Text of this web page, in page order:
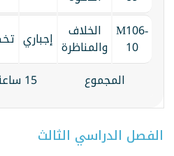
M106-
10
الخلاف
والمناظرة إجباري
المجموع
15 ساعة
الفصل الدراسي الثالث